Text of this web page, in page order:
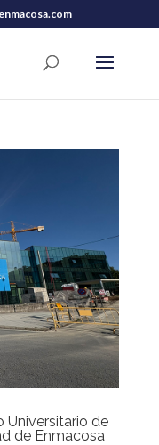
Universitario de
de Enmacosa